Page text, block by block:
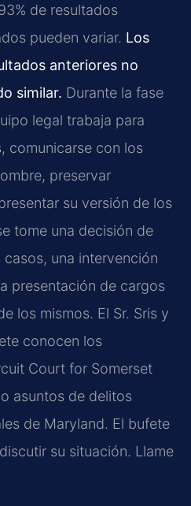
de resultados
pueden variar. Los
anteriores no
similar. Durante la fase
legal trabaja para
comunicarse con los
preservar
su versión de los
tome una decisión de
una intervención
presentación de cargos
los mismos. El Sr. Sris y
conocen los
Court for Somerset
asuntos de delitos
de Maryland. El bufete
su situación. Llame